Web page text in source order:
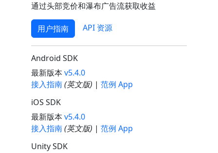
通过头部竞价和瀑布广告流获取收益
用户指南 API 资源
Android SDK
最新版本 v5.4.0
接入指南(英文版) | 范例 App
iOS SDK
最新版本 v5.4.0
接入指南(英文版) | 范例 App
Unity SDK